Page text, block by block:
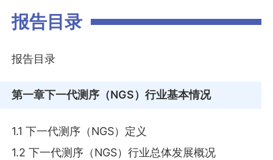
报告目录
报告目录
第一章下一代测序（NGS）行业基本情况
1.1 下一代测序（NGS）定义
1.2 下一代测序（NGS）行业总体发展概况